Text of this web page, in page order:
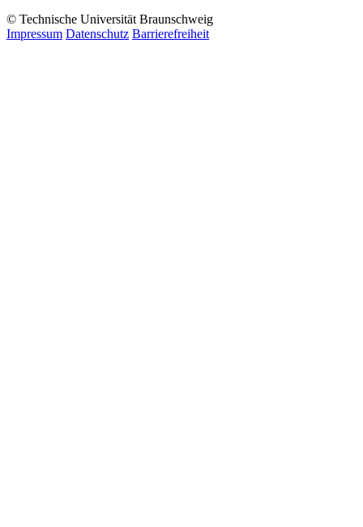
© Technische Universität Braunschweig
Impressum Datenschutz Barrierefreiheit